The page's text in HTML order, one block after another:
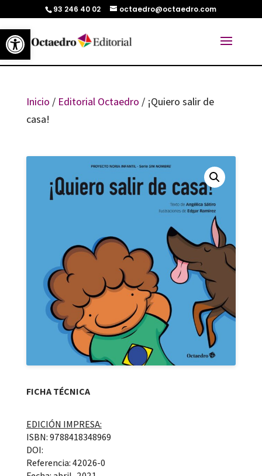
Abrir barra de herramientas
93 246 40 02 octaedro@octaedro.com
Inicio / Editorial Octaedro / ¡Quiero salir de
casa!
FICHA TÉCNICA
EDICIÓN IMPRESA:
ISBN: 9788418348969
DOI:
Referencia: 42026-0